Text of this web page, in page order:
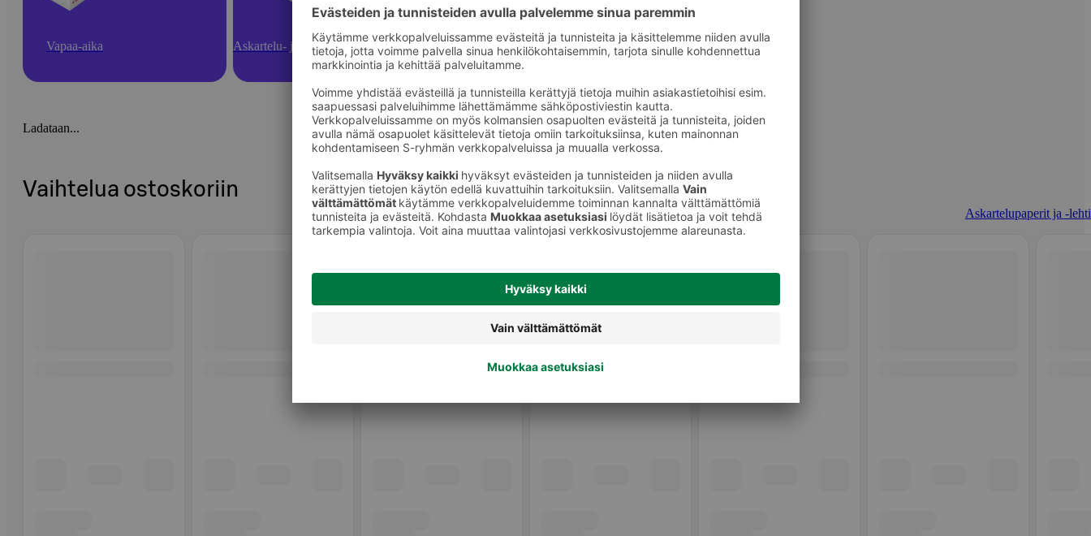
Vapaa-aika Askartelu- ja toimistotarvikkeet Askartelupaperit ja -lehtiöt
Ladataan...
Vaihtelua ostoskoriin
Askartelupaperit ja -